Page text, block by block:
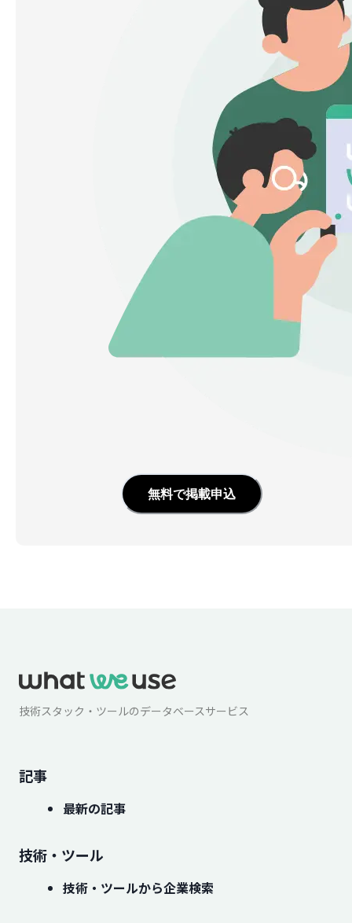
無料で掲載申込
技術スタック・ツールのデータベースサービス
記事
最新の記事
技術・ツール
技術・ツールから企業検索